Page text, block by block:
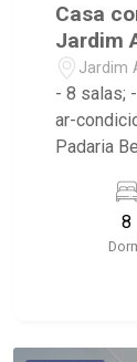
Casa
Jardim
Jardim
- 8 salas;
ar-
Padaria
8